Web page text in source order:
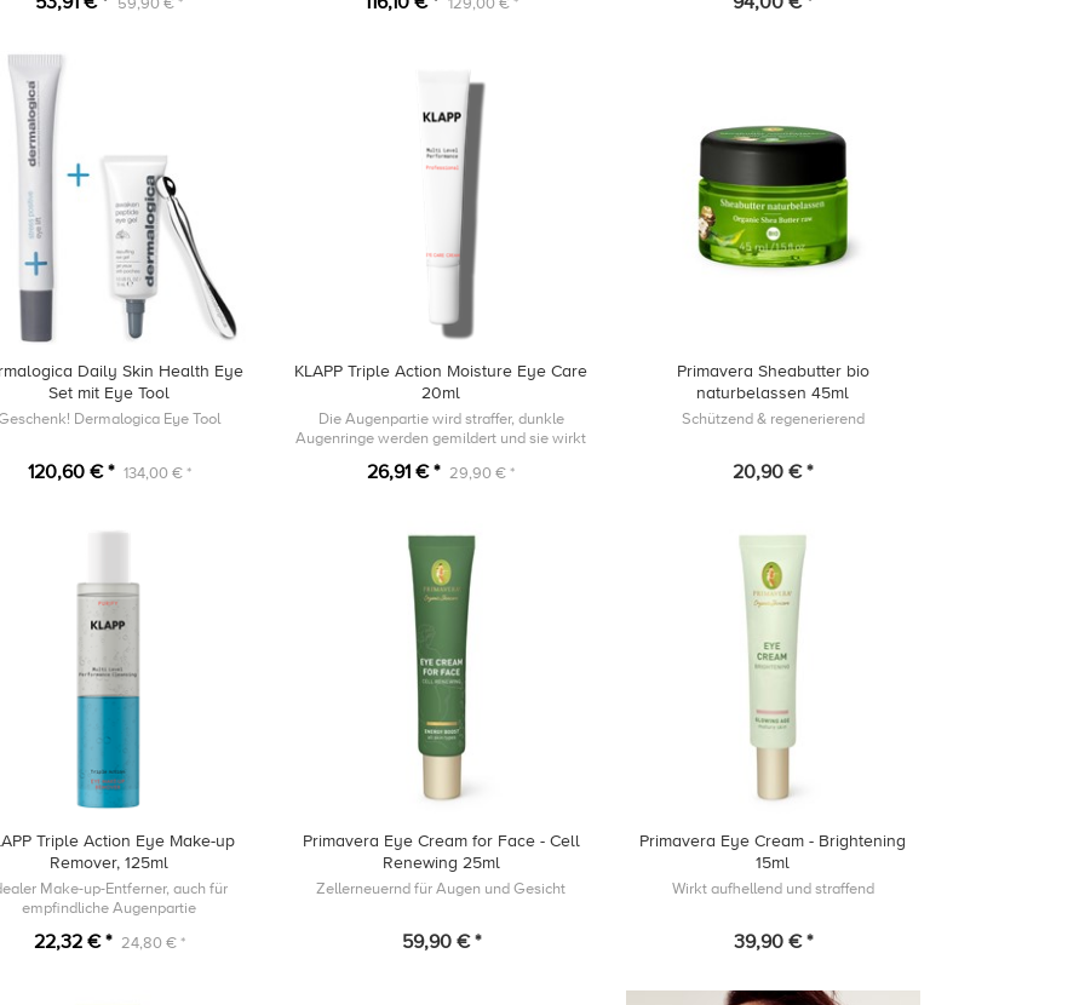
Daily Skin Health Eye
Set mit Eye Tool
Dermalogica Eye Tool
120,60 € * 134,00 € *
KLAPP Triple Action Moisture Eye Care
20ml
Die Augenpartie wird straffer, dunkle
Augenringe werden gemildert und sie wirkt
26,91 € * 29,90 € *
Primavera Sheabutter bio
naturbelassen 45ml
Schützend & regenerierend
20,90 € *
Triple Action Eye Make-up
Remover, 125ml
Make-up-Entferner, auch für
empfindliche Augenpartie
22,32 € * 24,80 € *
Primavera Eye Cream for Face - Cell
Renewing 25ml
Zellerneuernd für Augen und Gesicht
59,90 € *
Primavera Eye Cream - Brightening
15ml
Wirkt aufhellend und straffend
39,90 € *